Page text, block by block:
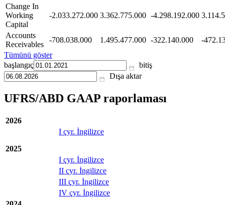
Change In
Working
Capital
-2.033.272.000 3.362.775.000 -4.298.192.000
Accounts
Receivables
-708.038.000 1.495.477.000 -322.140.000
-
Tümünü göster
başlangıç
bitiş
Dışa aktar
UFRS/ABD GAAP raporlaması
2026
I çyr. İngilizce
2025
I çyr. İngilizce
II çyr. İngilizce
III çyr. İngilizce
IV çyr. İngilizce